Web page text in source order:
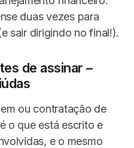
duas vezes para
sair dirigindo no final!).
de assinar –
ou contratação de
o que está escrito e
e o mesmo